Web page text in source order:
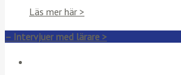
Läs mer här >
– Intervjuer med lärare >